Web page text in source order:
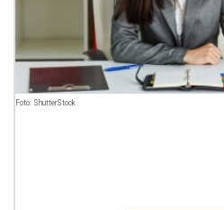
Foto: ShutterStock